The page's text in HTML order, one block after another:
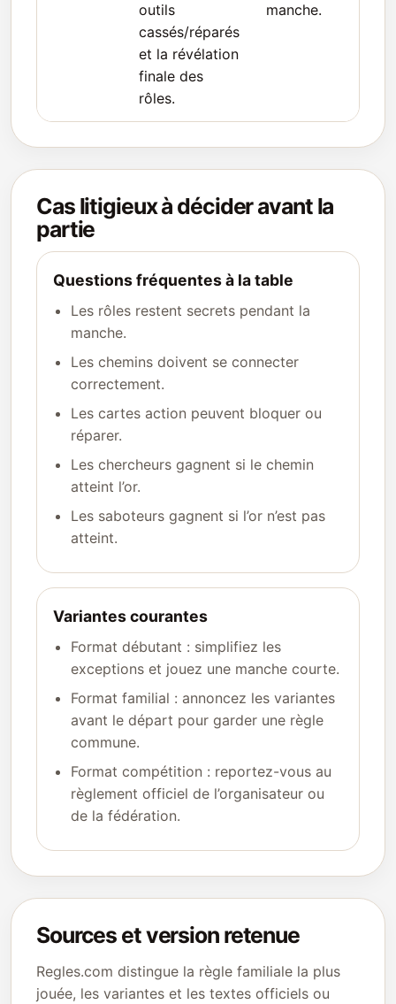
outils
cassés/réparés
et la révélation
finale des
rôles.
manche.
Cas litigieux à décider avant la
partie
Questions fréquentes à la table
Les rôles restent secrets pendant la
manche.
Les chemins doivent se connecter
correctement.
Les cartes action peuvent bloquer ou
réparer.
Les chercheurs gagnent si le chemin
atteint l’or.
Les saboteurs gagnent si l’or n’est pas
atteint.
Variantes courantes
Format débutant : simplifiez les
exceptions et jouez une manche courte.
Format familial : annoncez les variantes
avant le départ pour garder une règle
commune.
Format compétition : reportez-vous au
règlement officiel de l’organisateur ou
de la fédération.
Sources et version retenue
Regles.com distingue la règle familiale la plus
jouée, les variantes et les textes officiels ou